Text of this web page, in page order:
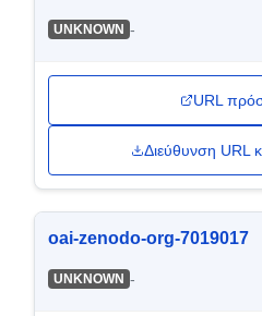
UNKNOWN -
URL
Διεύθυνση URL
oai-zenodo-org-7019017
UNKNOWN -